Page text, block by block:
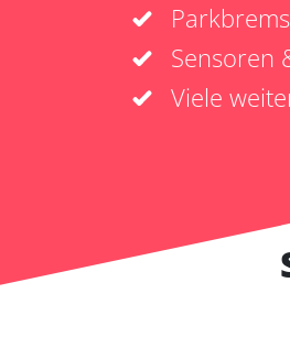
Sensoren
Viele